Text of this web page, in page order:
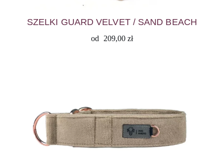
SZELKI GUARD VELVET / SAND BEACH
od 209,00 zł